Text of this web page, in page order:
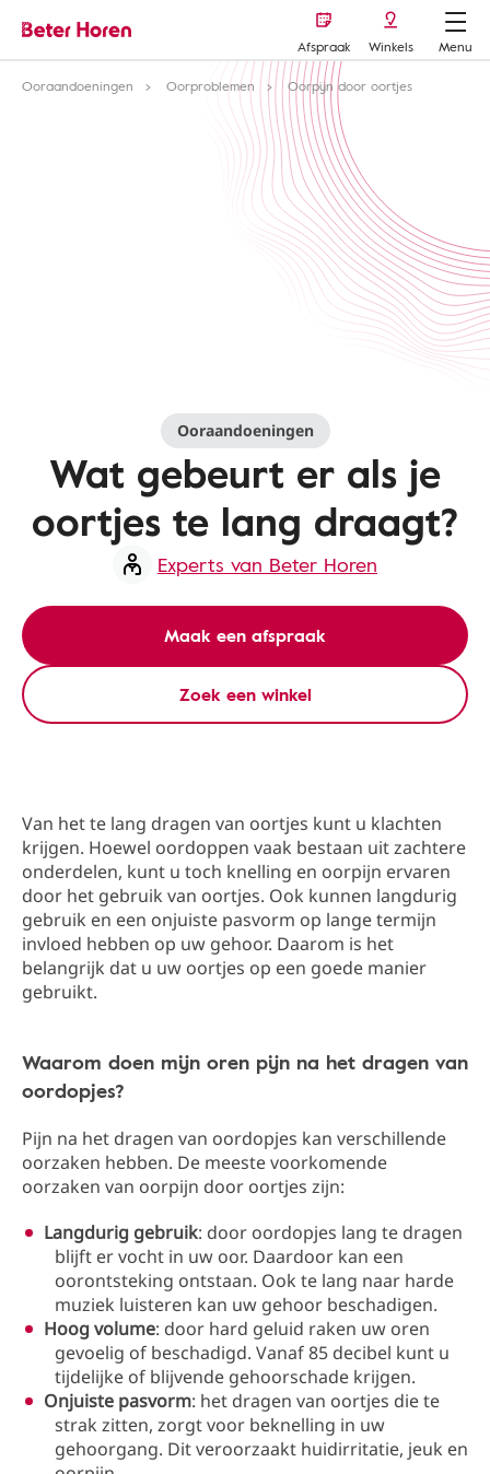
Afspraak Winkels
Menu
Ooraandoeningen
Oorproblemen Oorpijn door oortjes
Ooraandoeningen
Wat gebeurt er als je
oortjes te lang draagt?
Experts van Beter Horen
Maak een afspraak
Zoek een winkel
Van het te lang dragen van oortjes kunt u klachten
krijgen. Hoewel oordoppen vaak bestaan uit zachtere
onderdelen, kunt u toch knelling en oorpijn ervaren
door het gebruik van oortjes. Ook kunnen langdurig
gebruik en een onjuiste pasvorm op lange termijn
invloed hebben op uw gehoor. Daarom is het
belangrijk dat u uw oortjes op een goede manier
gebruikt.
Waarom doen mijn oren pijn na het dragen van
oordopjes?
Pijn na het dragen van oordopjes kan verschillende
oorzaken hebben. De meeste voorkomende
oorzaken van oorpijn door oortjes zijn:
Langdurig gebruik: door oordopjes lang te dragen
blijft er vocht in uw oor. Daardoor kan een
oorontsteking ontstaan. Ook te lang naar harde
muziek luisteren kan uw gehoor beschadigen.
Hoog volume: door hard geluid raken uw oren
gevoelig of beschadigd. Vanaf 85 decibel kunt u
tijdelijke of blijvende gehoorschade krijgen.
Onjuiste pasvorm: het dragen van oortjes die te
strak zitten, zorgt voor beknelling in uw
gehoorgang. Dit veroorzaakt huidirritatie, jeuk en